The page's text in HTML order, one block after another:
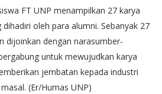
FT UNP menampilkan 27 karya
oleh para alumni. Sebanyak 27
dijoinkan dengan narasumber-
untuk mewujudkan karya
jembatan kepada industri
(Er/Humas UNP)